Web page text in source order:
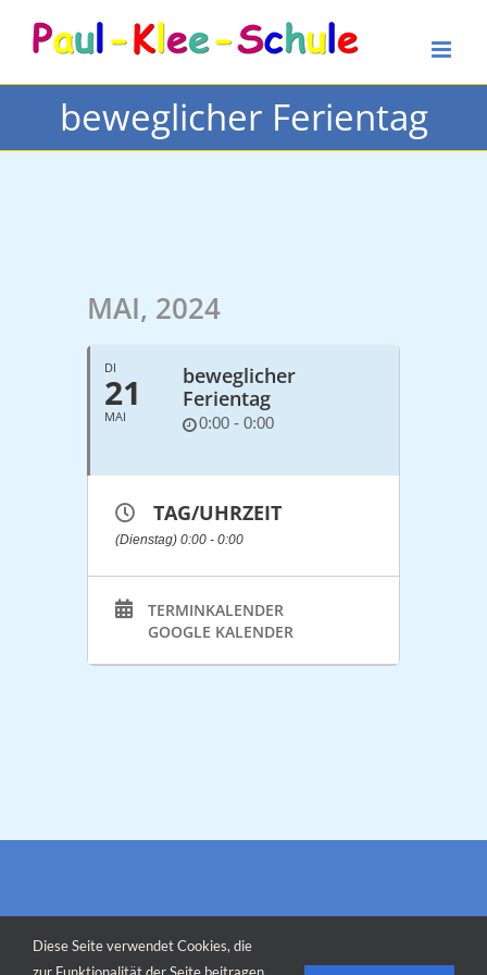
Inhalt
beweglicher Ferientag
MAI, 2024
DI
21
MAI
beweglicher
Ferientag
0:00 - 0:00
TAG/UHRZEIT
(Dienstag) 0:00 - 0:00
TERMINKALENDER
GOOGLE KALENDER
Diese Seite verwendet Cookies, die